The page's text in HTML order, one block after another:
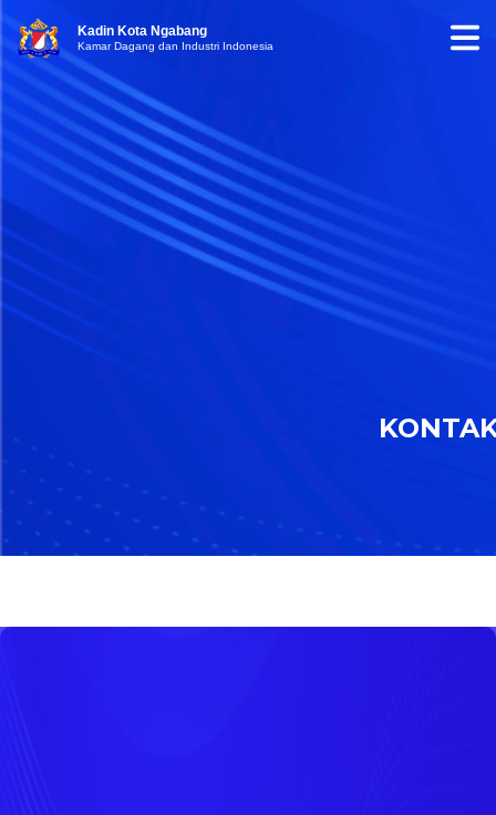
Kadin Kota Ngabang
Kamar Dagang dan Industri Indonesia